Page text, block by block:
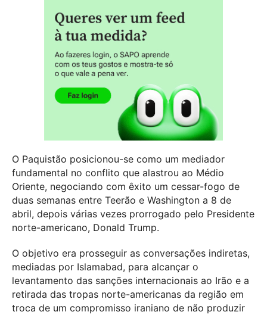
O Paquistão posicionou-se como um mediador
fundamental no conflito que alastrou ao Médio
Oriente, negociando com êxito um cessar-fogo de
duas semanas entre Teerão e Washington a 8 de
abril, depois várias vezes prorrogado pelo Presidente
norte-americano, Donald Trump.
O objetivo era prosseguir as conversações indiretas,
mediadas por Islamabad, para alcançar o
levantamento das sanções internacionais ao Irão e a
retirada das tropas norte-americanas da região em
troca de um compromisso iraniano de não produzir